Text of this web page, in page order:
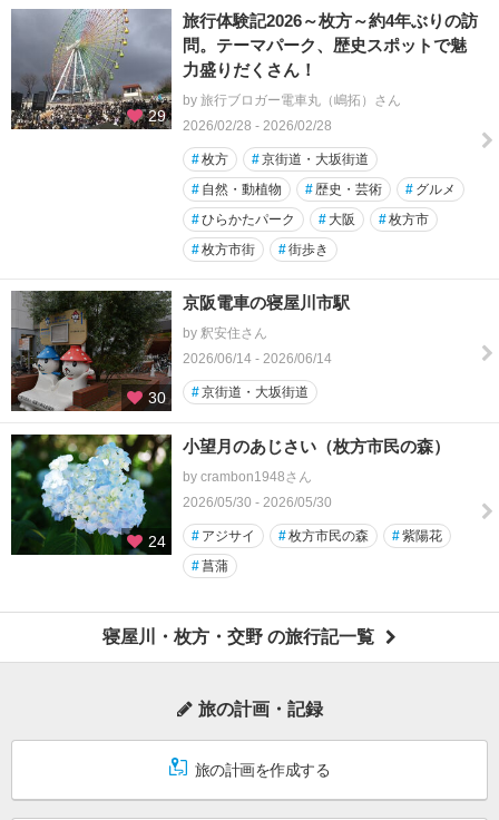
29
旅行体験記2026～枚方～約4年ぶりの訪
問。テーマパーク、歴史スポットで魅
力盛りだくさん！
by 旅行ブロガー電車丸（嶋拓）さん
2026/02/28 - 2026/02/28
#枚方 #京街道・大坂街道
# 自然・動植物 #歴史・芸術 # グルメ
#ひらかたパーク # 大阪 #枚方市
#枚方市街 #街歩き
30
京阪電車の寝屋川市駅
by 釈安住さん
2026/06/14 - 2026/06/14
#京街道・大坂街道
24
小望月のあじさい（枚方市民の森）
by crambon1948さん
2026/05/30 - 2026/05/30
# アジサイ #枚方市民の森 #紫陽花
#菖蒲
寝屋川・枚方・交野 の旅行記一覧
旅の計画・記録
旅の計画を作成する